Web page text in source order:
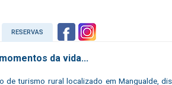
RESERVAS
da vida...
de turismo rural localizado em Mangualde,